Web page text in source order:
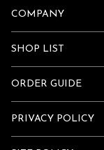
COMPANY
SHOP LIST
ORDER GUIDE
PRIVACY POLICY